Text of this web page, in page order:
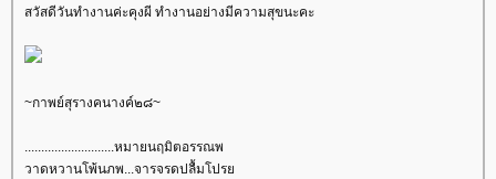
สวัสดีวันทำงานค่ะคุงผี ทำงานอย่างมีความสุขนะคะ
~กาพย์สุรางคนางค์๒๘~
...........................หมายนฤมิตอรรณพ
วาดหวานโพ้นภพ...จารจรดปลื้มโปร